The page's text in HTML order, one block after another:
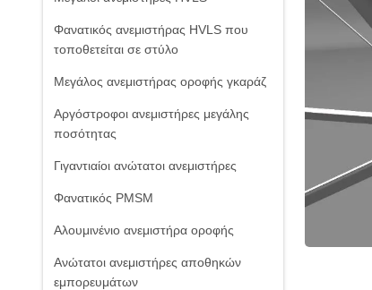
Φανατικός ανεμιστήρας HVLS που
τοποθετείται σε στύλο
Μεγάλος ανεμιστήρας οροφής γκαράζ
Αργόστροφοι ανεμιστήρες μεγάλης
ποσότητας
Γιγαντιαίοι ανώτατοι ανεμιστήρες
Φανατικός PMSM
Αλουμινένιο ανεμιστήρα οροφής
Ανώτατοι ανεμιστήρες αποθηκών
εμπορευμάτων